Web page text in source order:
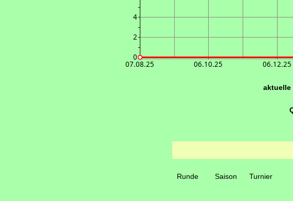
4
2
0
07.08.25 06.10.25 06.12.25
aktuelle
Runde Saison Turnier